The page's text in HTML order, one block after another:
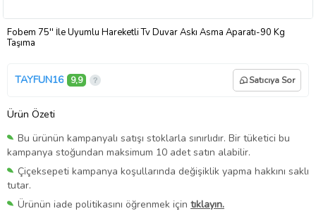
Fobem 75'' İle Uyumlu Hareketli Tv Duvar Askı Asma Aparatı-90 Kg
Taşıma
TAYFUN16 9,9 Satıcıya Sor
Ürün Özeti
Bu ürünün kampanyalı satışı stoklarla sınırlıdır. Bir tüketici bu
kampanya stoğundan maksimum 10 adet satın alabilir.
Çiçeksepeti kampanya koşullarında değişiklik yapma hakkını saklı
tutar.
Ürünün iade politikasını öğrenmek için tıklayın.